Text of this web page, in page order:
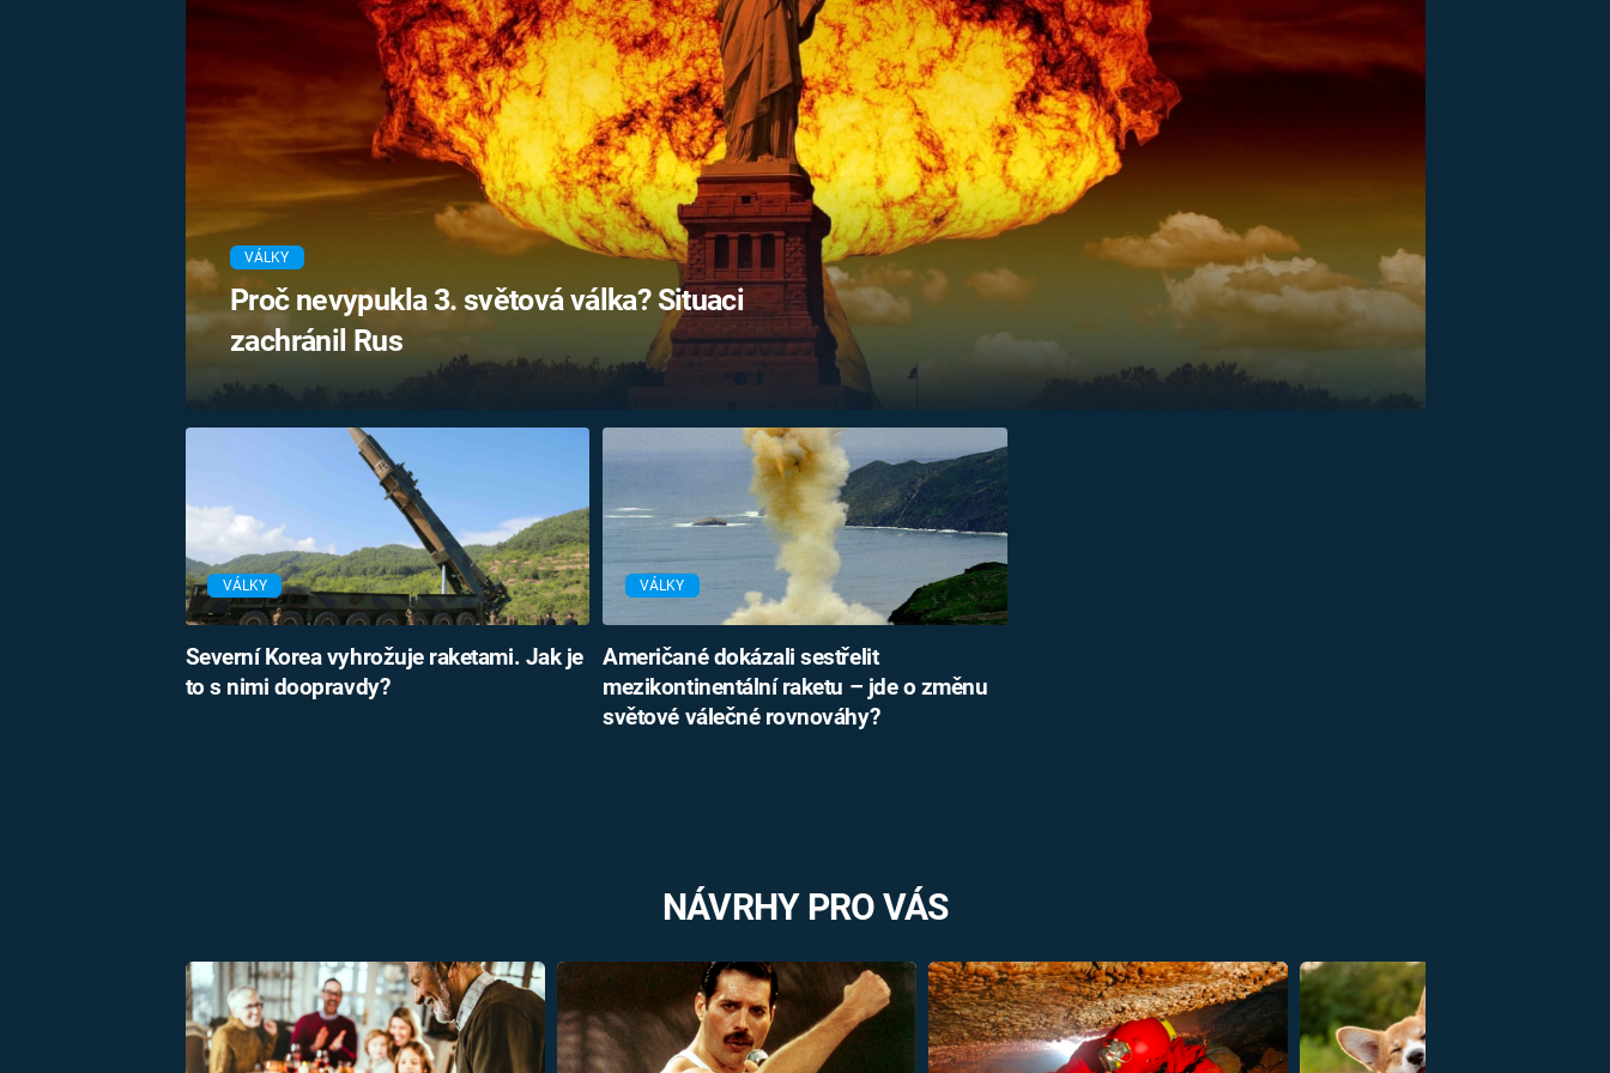
MARIE TEREZIE
NAPOLEON
BONAPARTE
BRITSKÁ
KRÁLOVSKÁ
RODINA
UFO A
MIMOZEMŠŤANÉ
UTAJENÉ PŘÍBĚHY
ČESKÝCH DĚJIN
ALTERNATIVNÍ
HISTORIE
FILMY VERSUS
REALITA
HORORY VERSUS
REALITA
OPTICKÉ ILUZE A
KLAMY
VÁLKY
Proč nevypukla 3. světová válka? Situaci
zachránil Rus
VÁLKY
Severní Korea vyhrožuje raketami. Jak je
to s nimi doopravdy?
VÁLKY
Američané dokázali sestřelit
mezikontinentální raketu – jde o změnu
světové válečné rovnováhy?
NÁVRHY PRO VÁS